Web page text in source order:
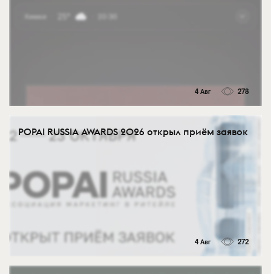
4 Авг 278
POPAI RUSSIA AWARDS 2026 открыл приём заявок
4 Авг 272